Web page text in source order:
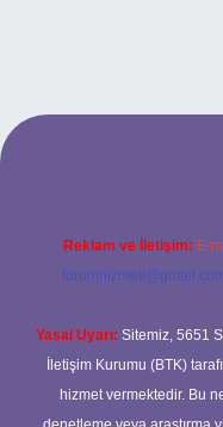
casino
Reklam ve İletişim: E-
Yasal Uyarı: Sitemiz, 5651
İletişim Kurumu (BTK)
hizmet vermektedir. Bu